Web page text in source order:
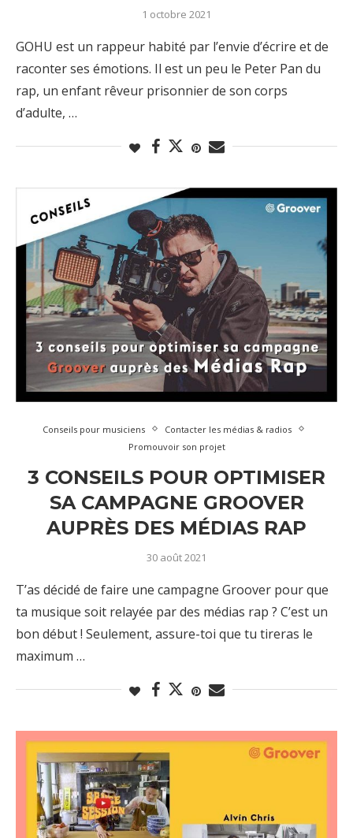
1 octobre 2021
GOHU est un rappeur habité par l’envie d’écrire et de
raconter ses émotions. Il est un peu le Peter Pan du
rap, un enfant rêveur prisonnier de son corps
d’adulte, …
Conseils pour musiciens
Contacter les médias & radios
Promouvoir son projet
3 CONSEILS POUR OPTIMISER
SA CAMPAGNE GROOVER
AUPRÈS DES MÉDIAS RAP
30 août 2021
T’as décidé de faire une campagne Groover pour que
ta musique soit relayée par des médias rap ? C’est un
bon début ! Seulement, assure-toi que tu tireras le
maximum …